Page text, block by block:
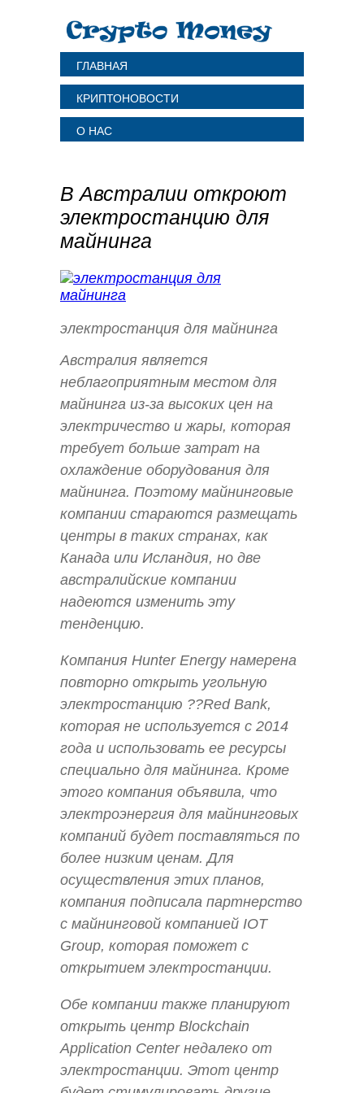
ГЛАВНАЯ
КРИПТОНОВОСТИ
О НАС
В Австралии откроют
электростанцию для
майнинга
электростанция для майнинга
Австралия является
неблагоприятным местом для
майнинга из-за высоких цен на
электричество и жары, которая
требует больше затрат на
охлаждение оборудования для
майнинга. Поэтому майнинговые
компании стараются размещать
центры в таких странах, как
Канада или Исландия, но две
австралийские компании
надеются изменить эту
тенденцию.
Компания Hunter Energy намерена
повторно открыть угольную
электростанцию ??Red Bank,
которая не используется с 2014
года и использовать ее ресурсы
специально для майнинга. Кроме
этого компания объявила, что
электроэнергия для майнинговых
компаний будет поставляться по
более низким ценам. Для
осуществления этих планов,
компания подписала партнерство
с майнинговой компанией IOT
Group, которая поможет с
открытием электростанции.
Обе компании также планируют
открыть центр Blockchain
Application Center недалеко от
электростанции. Этот центр